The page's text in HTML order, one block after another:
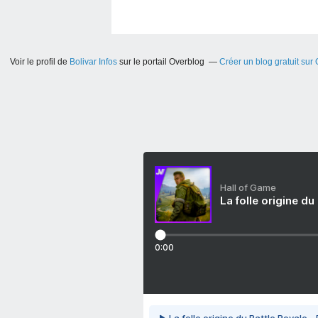
Voir le profil de Bolivar Infossur le portail Overblog Créer un blog gratuit sur
Hall of Game
La folle origine du
0:00